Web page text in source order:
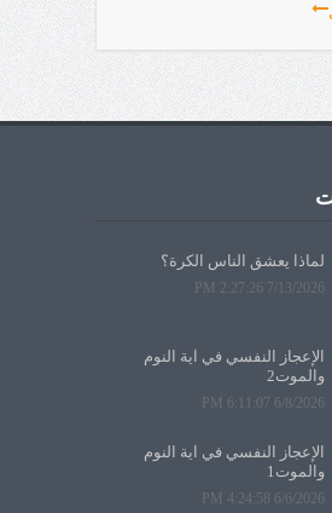
لماذا يعشق الناس الكرة؟
7/13/2026 2:27:26 PM
الإعجاز النفسي في آية النوم
والموت2
6/8/2026 6:11:07 PM
الإعجاز النفسي في آية النوم
والموت1
6/6/2026 4:24:58 PM